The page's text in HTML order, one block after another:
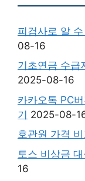
피검사로 알
08-16
기초연금 수급
2025-08-16
카카오톡 PC
기 2025-08-
호관원 가격
토스 비상금
16